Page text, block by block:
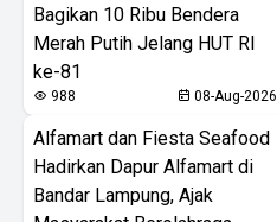
Bagikan 10 Ribu Bendera
Merah Putih Jelang HUT RI
ke-81
988 08-Aug-2026
Alfamart dan Fiesta Seafood
Hadirkan Dapur Alfamart di
Bandar Lampung, Ajak